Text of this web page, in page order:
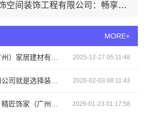
装饰工程有限公司：畅享空间高端定制魅力
MORE+
领略精匠饰家（广州）家居建材有限公司的全屋整装风采 2025-12-27 05:11:48
选择精匠饰家广州公司就是选择装修无忧 2026-02-03 08:11:43
让家更美丽温馨：精匠饰家（广州）家居建材有限公司的使命与追求 2026-01-23 01:17:58